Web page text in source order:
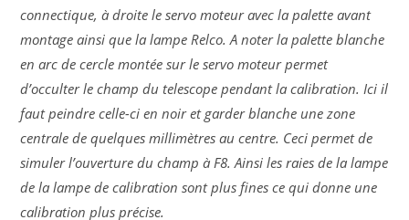
connectique, à droite le servo moteur avec la palette avant
montage ainsi que la lampe Relco. A noter la palette blanche
en arc de cercle montée sur le servo moteur permet
d’occulter le champ du telescope pendant la calibration. Ici il
faut peindre celle-ci en noir et garder blanche une zone
centrale de quelques millimètres au centre. Ceci permet de
simuler l’ouverture du champ à F8. Ainsi les raies de la lampe
de la lampe de calibration sont plus fines ce qui donne une
calibration plus précise.